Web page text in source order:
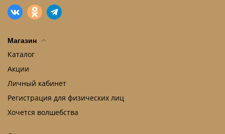
Магазин
Каталог
Акции
Личный кабинет
Регистрация для физических лиц
Хочется волшебства